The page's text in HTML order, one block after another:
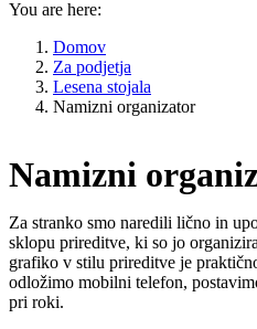
You are here:
Domov
Za podjetja
Lesena stojala
Namizni organizator
Namizni
Za stranko smo naredili lično in
sklopu prireditve, ki so jo
grafiko v stilu prireditve je
odložimo mobilni telefon,
pri roki.